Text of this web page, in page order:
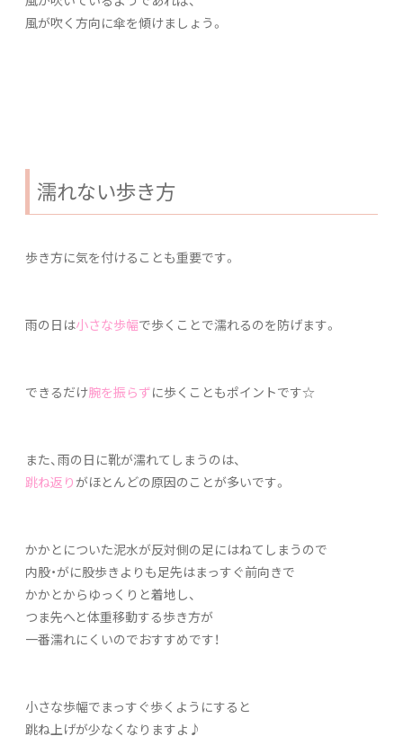
風が吹く方向に傘を傾けましょう。
濡れない歩き方
歩き方に気を付けることも重要です。
雨の日は小さな歩幅で歩くことで濡れるのを防げます。
できるだけ腕を振らずに歩くこともポイントです☆
また、雨の日に靴が濡れてしまうのは、
跳ね返り がほとんどの原因のことが多いです。
かかとについた泥水が反対側の足にはねてしまうので
内股・がに股歩きよりも足先はまっすぐ前向きで
かかとからゆっくりと着地し、
つま先へと体重移動する歩き方が
一番濡れにくいのでおすすめです！
小さな歩幅でまっすぐ歩くようにすると
跳ね上げが少なくなりますよ♪